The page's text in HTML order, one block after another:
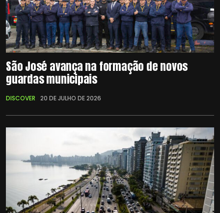
São José avança na formação de novos
guardas municipais
DISCOVER 20 DE JULHO DE 2026